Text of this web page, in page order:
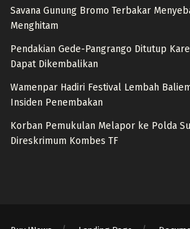
Savana Gunung Bromo Terbakar
Menghitam
Pendakian Gede-Pangrango Ditutup
Dapat Dikembalikan
Wamenpar Hadiri Festival Lembah
Insiden Penembakan
Korban Pemukulan Melapor ke Polda
Direskrimum Kombes TF